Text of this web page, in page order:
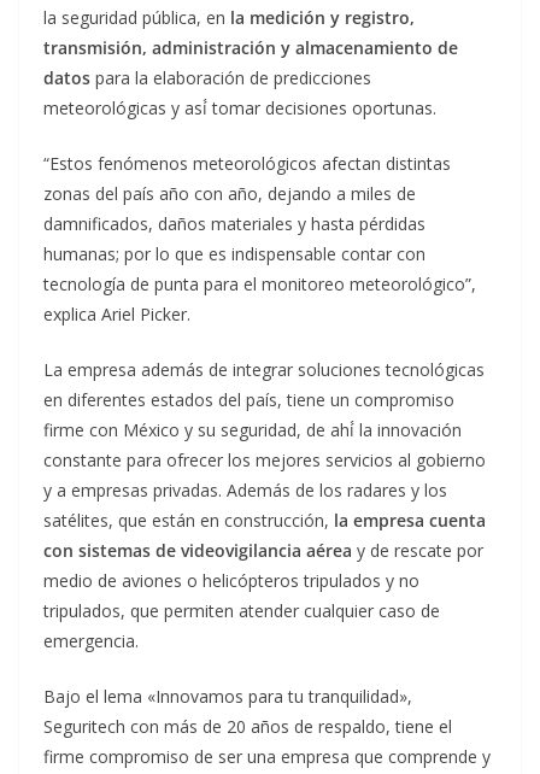
la seguridad pública, en la medición y registro,
transmisión, administración y almacenamiento de
datos para la elaboración de predicciones
meteorológicas y así́ tomar decisiones oportunas.
“Estos fenómenos meteorológicos afectan distintas
zonas del país año con año, dejando a miles de
damnificados, daños materiales y hasta pérdidas
humanas; por lo que es indispensable contar con
tecnología de punta para el monitoreo meteorológico”,
explica Ariel Picker.
La empresa además de integrar soluciones tecnológicas
en diferentes estados del país, tiene un compromiso
firme con México y su seguridad, de ahí́ la innovación
constante para ofrecer los mejores servicios al gobierno
y a empresas privadas. Además de los radares y los
satélites, que están en construcción, la empresa cuenta
con sistemas de videovigilancia aérea y de rescate por
medio de aviones o helicópteros tripulados y no
tripulados, que permiten atender cualquier caso de
emergencia.
Bajo el lema «Innovamos para tu tranquilidad»,
Seguritech con más de 20 años de respaldo, tiene el
firme compromiso de ser una empresa que comprende y